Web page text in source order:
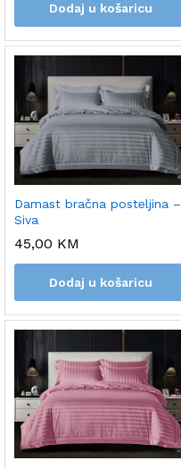
Dodaj u košaricu
Damast bračna posteljina –
Siva
45,00 KM
Dodaj u košaricu